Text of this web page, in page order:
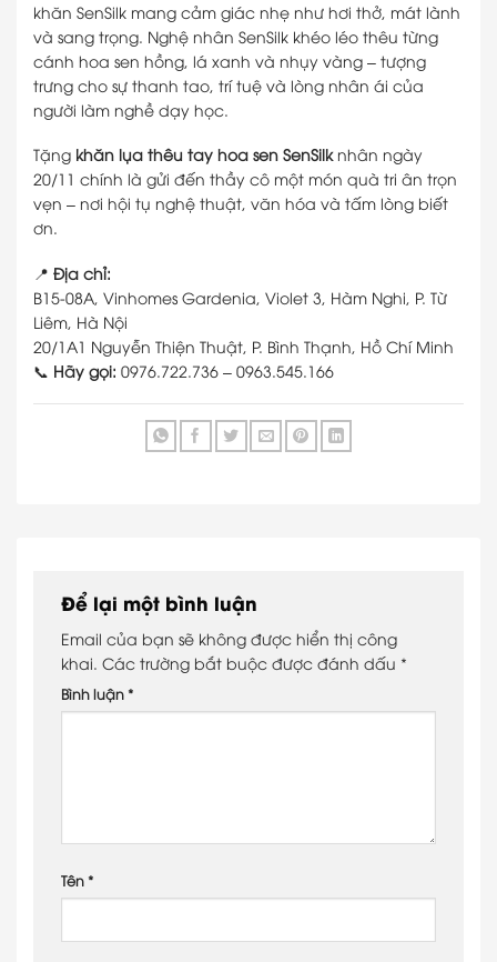
khăn SenSilk mang cảm giác nhẹ như hơi thở, mát lành
và sang trọng. Nghệ nhân SenSilk khéo léo thêu từng
cánh hoa sen hồng, lá xanh và nhụy vàng – tượng
trưng cho sự thanh tao, trí tuệ và lòng nhân ái của
người làm nghề dạy học.
Tặng khăn lụa thêu tay hoa sen SenSilknhân ngày
20/11 chính là gửi đến thầy cô một món quà tri ân trọn
vẹn – nơi hội tụ nghệ thuật, văn hóa và tấm lòng biết
ơn.
📍 Địa chỉ:
B15-08A, Vinhomes Gardenia, Violet 3, Hàm Nghi, P. Từ
Liêm, Hà Nội
20/1A1 Nguyễn Thiện Thuật, P. Bình Thạnh, Hồ Chí Minh
📞 Hãy gọi: 0976.722.736 – 0963.545.166
Để lại một bình luận
Email của bạn sẽ không được hiển thị công
khai. Các trường bắt buộc được đánh dấu *
Bình luận *
Tên *